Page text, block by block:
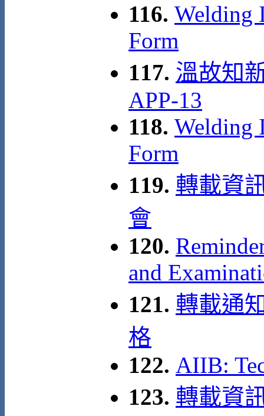
116. Welding
Form
117. 溫故知
APP-13
118. Welding
Form
119. 轉載資
會
120.
and
121. 轉載通
格
122. AIIB:
123. 轉載資